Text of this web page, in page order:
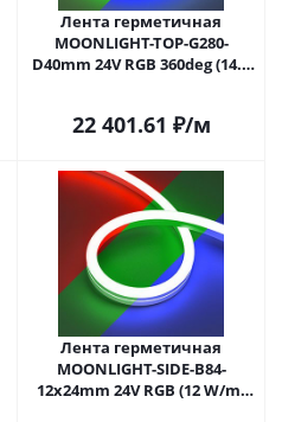
Лента герметичная
MOONLIGHT-TOP-G280-
D40mm 24V RGB 360deg (14.4
года)
22 401.61 ₽/м
Лента герметичная
MOONLIGHT-SIDE-B84-
12x24mm 24V RGB (12 W/m,